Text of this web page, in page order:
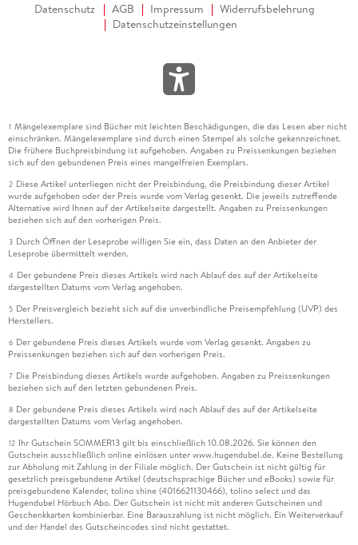
Datenschutz AGB Impressum
Widerrufsbelehrung
Datenschutzeinstellungen
1 Mängelexemplare sind Bücher mit leichten Beschädigungen, die das Lesen aber nicht
einschränken. Mängelexemplare sind durch einen Stempel als solche gekennzeichnet.
Die frühere Buchpreisbindung ist aufgehoben. Angaben zu Preissenkungen beziehen
sich auf den gebundenen Preis eines mangelfreien Exemplars.
2 Diese Artikel unterliegen nicht der Preisbindung, die Preisbindung dieser Artikel
wurde aufgehoben oder der Preis wurde vom Verlag gesenkt. Die jeweils zutreffende
Alternative wird Ihnen auf der Artikelseite dargestellt. Angaben zu Preissenkungen
beziehen sich auf den vorherigen Preis.
3 Durch Öffnen der Leseprobe willigen Sie ein, dass Daten an den Anbieter der
Leseprobe übermittelt werden.
4 Der gebundene Preis dieses Artikels wird nach Ablauf des auf der Artikelseite
dargestellten Datums vom Verlag angehoben.
5 Der Preisvergleich bezieht sich auf die unverbindliche Preisempfehlung (UVP) des
Herstellers.
6 Der gebundene Preis dieses Artikels wurde vom Verlag gesenkt. Angaben zu
Preissenkungen beziehen sich auf den vorherigen Preis.
7 Die Preisbindung dieses Artikels wurde aufgehoben. Angaben zu Preissenkungen
beziehen sich auf den letzten gebundenen Preis.
8 Der gebundene Preis dieses Artikels wird nach Ablauf des auf der Artikelseite
dargestellten Datums vom Verlag angehoben.
12 Ihr Gutschein SOMMER13 gilt bis einschließlich 10.08.2026. Sie können den
Gutschein ausschließlich online einlösen unter www.hugendubel.de. Keine Bestellung
zur Abholung mit Zahlung in der Filiale möglich. Der Gutschein ist nicht gültig für
gesetzlich preisgebundene Artikel (deutschsprachige Bücher und eBooks) sowie für
preisgebundene Kalender, tolino shine (4016621130466), tolino select und das
Hugendubel Hörbuch Abo. Der Gutschein ist nicht mit anderen Gutscheinen und
Geschenkkarten kombinierbar. Eine Barauszahlung ist nicht möglich. Ein Weiterverkauf
und der Handel des Gutscheincodes sind nicht gestattet.